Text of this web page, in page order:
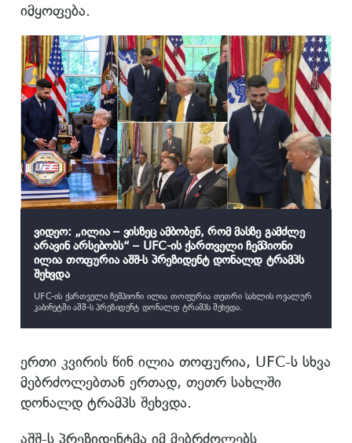
იმყოფება.
ვიდეო: „ილია – ვისზეც ამბობენ, რომ მასზე გამძლე
არავინ არსებობს“ – UFC-ის ქართველი ჩემპიონი
ილია თოფურია აშშ-ს პრეზიდენტ დონალდ ტრამპს
შეხვდა
UFC-ის ქართველი ჩემპიონი ილია თოფურია თეთრი სახლის ოვალურ
კაბინეტში აშშ-ს პრეზიდენტ დონალდ ტრამპს შეხვდა.
ერთი კვირის წინ ილია თოფურია, UFC-ს სხვა
მებრძოლებთან ერთად, თეთრ სახლში
დონალდ ტრამპს შეხვდა.
აშშ-ს პრეზიდენტმა იმ მებრძოლებს